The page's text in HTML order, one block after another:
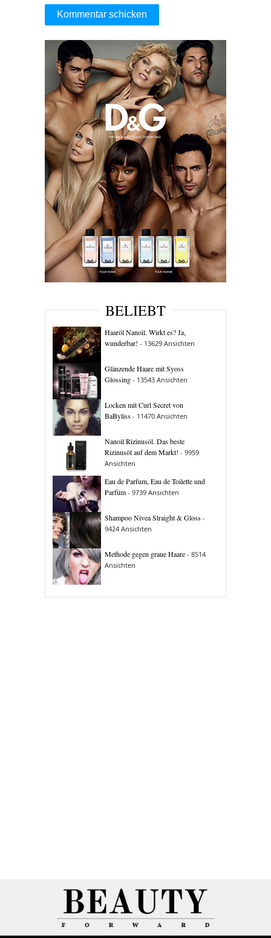
BELIEBT
Haaröl Nanoil. Wirkt es? Ja,
wunderbar! - 13629 Ansichten
Glänzende Haare mit Syoss
Glossing - 13543 Ansichten
Locken mit Curl Secret von
BaByliss - 11470 Ansichten
Nanoil Rizinusöl. Das beste
Rizinusöl auf dem Markt! - 9959
Ansichten
Eau de Parfum, Eau de Toilette und
Parfüm - 9739 Ansichten
Shampoo Nivea Straight & Gloss -
9424 Ansichten
Methode gegen graue Haare - 8514
Ansichten